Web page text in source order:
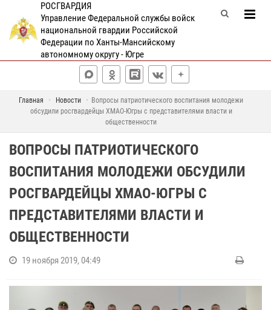
РОСГВАРДИЯ
Управление Федеральной службы войск
национальной гвардии Российской
Федерации по Ханты-Мансийскому
автономному округу - Югре
Главная Новости
Вопросы патриотического воспитания молодежи
обсудили росгвардейцы ХМАО-Югры с представителями власти и
общественности
ВОПРОСЫ ПАТРИОТИЧЕСКОГО
ВОСПИТАНИЯ МОЛОДЕЖИ ОБСУДИЛИ
РОСГВАРДЕЙЦЫ ХМАО-ЮГРЫ С
ПРЕДСТАВИТЕЛЯМИ ВЛАСТИ И
ОБЩЕСТВЕННОСТИ
19 ноября 2019, 04:49